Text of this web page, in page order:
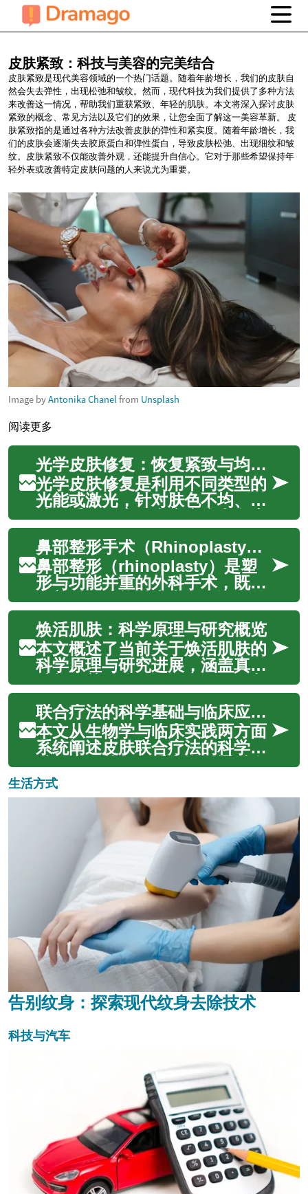
皮肤紧致：科技与美容的完美结合
皮肤紧致是现代美容领域的一个热门话题。随着年龄增长，我们的皮肤自
然会失去弹性，出现松弛和皱纹。然而，现代科技为我们提供了多种方法
来改善这一情况，帮助我们重获紧致、年轻的肌肤。本文将深入探讨皮肤
紧致的概念、常见方法以及它们的效果，让您全面了解这一美容革新。 皮
肤紧致指的是通过各种方法改善皮肤的弹性和紧实度。随着年龄增长，我
们的皮肤会逐渐失去胶原蛋白和弹性蛋白，导致皮肤松弛、出现细纹和皱
纹。皮肤紧致不仅能改善外观，还能提升自信心。它对于那些希望保持年
轻外表或改善特定皮肤问题的人来说尤为重要。
Image byAntonika Chanel from Unsplash
阅读更多
光学皮肤修复：恢复紧致与均匀肤色的步骤
光学皮肤修复是利用不同类型的
光能或激光，针对肤色不均、松
弛、毛孔粗大、痤疮疤痕和色素
沉着等问题，逐步改善皮肤质地
与外观的医疗美容方法。整个流
程通常包括详细咨询、个体化评
估、波长与参数选择、实际治疗
及术后恢复管理。了解各步骤、
可能的停机...
鼻部整形手术（Rhinoplasty）：程序、风险与面部美学考量
鼻部整形（rhinoplasty）是塑
形与功能并重的外科手术，既可
改善呼吸功能，也常用于调整外
观以符合个人或面部比例的需
求。现代鼻整形结合解剖学、三
维美学与微创技术，目标包括改
变鼻梁高度、鼻尖形状、鼻翼宽
度或修正先天/外伤导致的畸形
与...
焕活肌肤：科学原理与研究概览
本文概述了当前关于焕活肌肤的
科学原理与研究进展，涵盖真皮
结构、关键分子（如collagen与
hyaluronic）、常见美容干预
（microneedling、laser、
exfoliation）以及日常护肤元素
（hydration、a...
联合疗法的科学基础与临床应用范例
本文从生物学与临床实践两方面
系统阐述皮肤联合疗法的科学基
础与应用范例，重点说明通过多
种非侵入性或微创设备在真皮层
激活胶原蛋白与弹性蛋白，如何
实现皮肤紧致与重塑。文章覆盖
射频、超声与激光的作用机制、
方案设计、疗效与安全性评估，
以及恢复期...
生活方式
告别纹身：探索现代纹身去除技术
科技与汽车